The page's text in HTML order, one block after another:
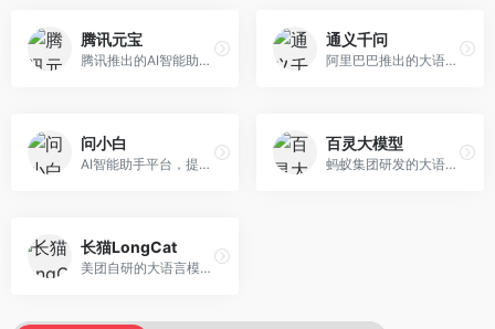
腾讯元宝
腾讯推出的AI智能助手，整合微信生态和腾讯云服务。面向普通用户和企业客户，支持文档解析、图像理解、联网搜索等功能，与腾讯产品无缝衔接，办公协作便捷。
通义千问
阿里巴巴推出的大语言模型平台，提供对话问答、文档处理、图像理解、代码编写等全方位AI服务。面向企业用户和个人开发者，集成阿里云生态，支持多模态交互，企业级安全保障。
问小白
AI智能助手平台，提供知识问答、文本创作、文档处理等服务。面向普通用户和职场人士，操作简便，响应速度快，支持多场景应用。
百灵大模型
蚂蚁集团研发的大语言模型平台，专注于金融科技和企业服务。面向金融机构和企业客户，提供智能客服、风险分析、文档处理等服务，金融场景理解深入。
长猫LongCat
美团自研的大语言模型对话平台，专注于本地生活服务场景。面向美团生态用户，提供智能推荐、服务问答等功能，本地生活知识覆盖全面。